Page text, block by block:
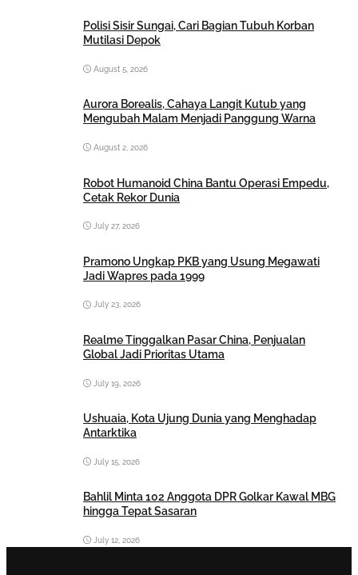
Polisi Sisir Sungai, Cari Bagian Tubuh Korban
Mutilasi Depok
August 5, 2026
Aurora Borealis, Cahaya Langit Kutub yang
Mengubah Malam Menjadi Panggung Warna
August 2, 2026
Robot Humanoid China Bantu Operasi Empedu,
Cetak Rekor Dunia
July 27, 2026
Pramono Ungkap PKB yang Usung Megawati
Jadi Wapres pada 1999
July 23, 2026
Realme Tinggalkan Pasar China, Penjualan
Global Jadi Prioritas Utama
July 19, 2026
Ushuaia, Kota Ujung Dunia yang Menghadap
Antarktika
July 15, 2026
Bahlil Minta 102 Anggota DPR Golkar Kawal MBG
hingga Tepat Sasaran
July 12, 2026